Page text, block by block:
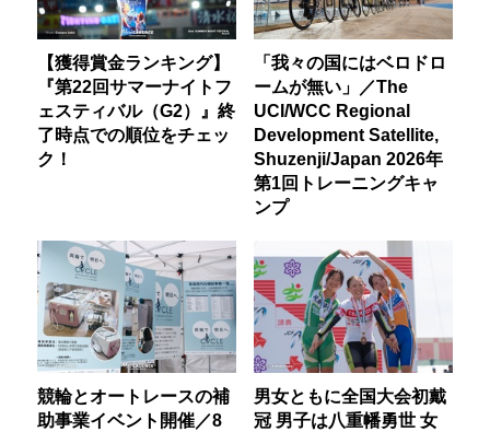
【獲得賞金ランキング】
『第22回サマーナイトフ
ェスティバル（G2）』終
了時点での順位をチェッ
ク！
「我々の国にはベロドロ
ームが無い」／The
UCI/WCC Regional
Development Satellite,
Shuzenji/Japan 2026年
第1回トレーニングキャ
ンプ
競輪とオートレースの補
助事業イベント開催／8
男女ともに全国大会初戴
冠 男子は八重幡勇世 女